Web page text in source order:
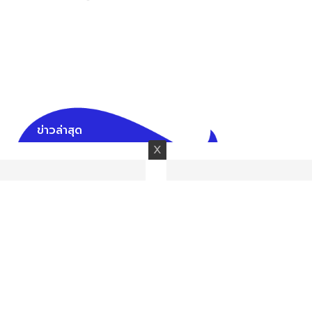
ข่าวล่าสุด